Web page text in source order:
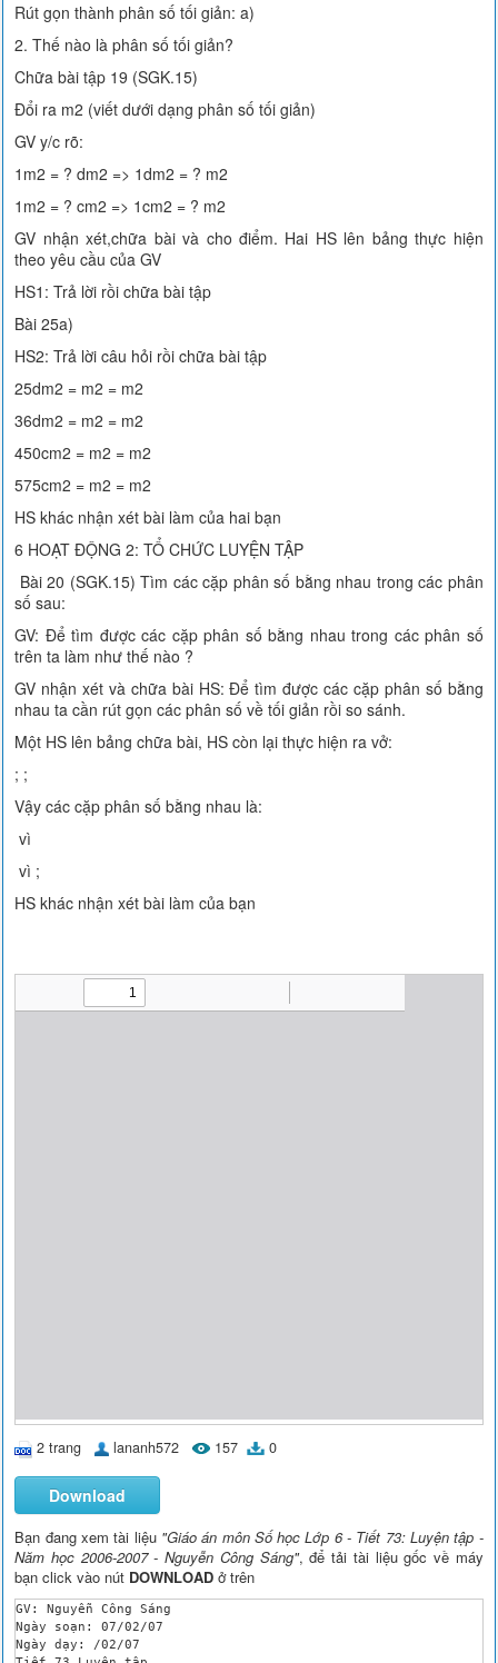
Rút gọn thành phân số tối giản: a)
2. Thế nào là phân số tối giản?
Chữa bài tập 19 (SGK.15)
Đổi ra m2 (viết dưới dạng phân số tối giản)
GV y/c rõ:
1m2 = ? dm2 => 1dm2 = ? m2
1m2 = ? cm2 => 1cm2 = ? m2
GV nhận xét,chữa bài và cho điểm. Hai HS lên bảng thực hiện
theo yêu cầu của GV
HS1: Trả lời rồi chữa bài tập
Bài 25a)
HS2: Trả lời câu hỏi rồi chữa bài tập
25dm2 = m2 = m2
36dm2 = m2 = m2
450cm2 = m2 = m2
575cm2 = m2 = m2
HS khác nhận xét bài làm của hai bạn
6 HOẠT ĐỘNG 2: TỔ CHỨC LUYỆN TẬP
Bài 20 (SGK.15) Tìm các cặp phân số bằng nhau trong các phân
số sau:
GV: Để tìm được các cặp phân số bằng nhau trong các phân số
trên ta làm như thế nào ?
GV nhận xét và chữa bài HS: Để tìm được các cặp phân số bằng
nhau ta cần rút gọn các phân số về tối giản rồi so sánh.
Một HS lên bảng chữa bài, HS còn lại thực hiện ra vở:
; ;
Vậy các cặp phân số bằng nhau là:
vì
vì ;
HS khác nhận xét bài làm của bạn
2 trang lananh572 157 0
Download
Bạn đang xem tài liệu "Giáo án môn Số học Lớp 6 - Tiết 73: Luyện tập -
Năm học 2006-2007 - Nguyễn Công Sáng", để tải tài liệu gốc về máy
bạn click vào nút DOWNLOAD ở trên
GV: Nguyễn Công Sáng
Ngày soạn: 07/02/07
Ngày dạy: /02/07